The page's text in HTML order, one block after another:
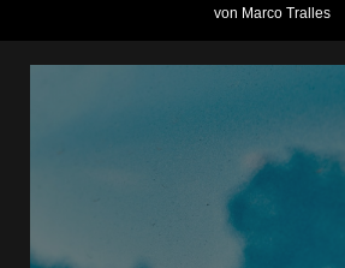
von Marco Tralles